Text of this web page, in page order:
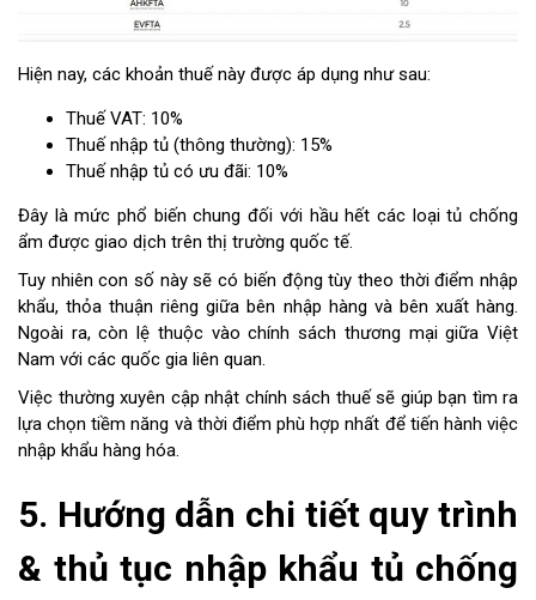
Hiện nay, các khoản thuế này được áp dụng như sau:
Thuế VAT: 10%
Thuế nhập tủ (thông thường): 15%
Thuế nhập tủ có ưu đãi: 10%
Đây là mức phổ biến chung đối với hầu hết các loại tủ chống
ẩm được giao dịch trên thị trường quốc tế.
Tuy nhiên con số này sẽ có biến động tùy theo thời điểm nhập
khẩu, thỏa thuận riêng giữa bên nhập hàng và bên xuất hàng.
Ngoài ra, còn lệ thuộc vào chính sách thương mại giữa Việt
Nam với các quốc gia liên quan.
Việc thường xuyên cập nhật chính sách thuế sẽ giúp bạn tìm ra
lựa chọn tiềm năng và thời điểm phù hợp nhất để tiến hành việc
nhập khẩu hàng hóa.
5. Hướng dẫn chi tiết quy trình
& thủ tục nhập khẩu tủ chống